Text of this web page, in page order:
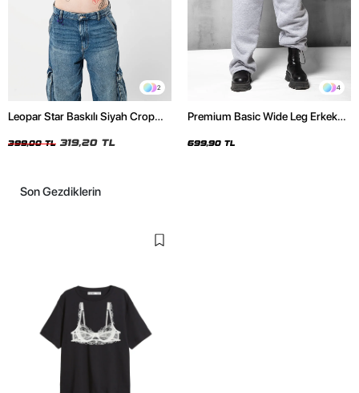
2
Leopar Star Baskılı Siyah Crop
399,00 TL 319,20 TL
4
Premium Basic Wide Leg Erkek
699,90 TL
Son Gezdiklerin